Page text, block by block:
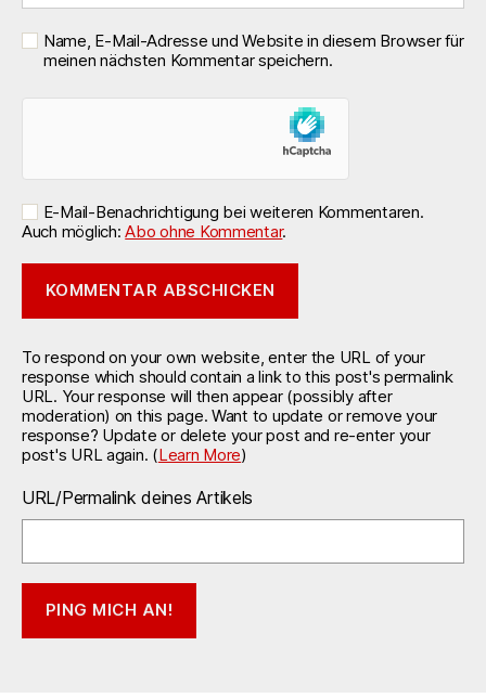
Name, E-Mail-Adresse und Website in diesem Browser für
meinen nächsten Kommentar speichern.
E-Mail-Benachrichtigung bei weiteren Kommentaren.
Auch möglich:Abo ohne Kommentar.
To respond on your own website, enter the URL of your
response which should contain a link to this post's permalink
URL. Your response will then appear (possibly after
moderation) on this page. Want to update or remove your
response? Update or delete your post and re-enter your
post's URL again. (Learn More)
URL/Permalink deines Artikels